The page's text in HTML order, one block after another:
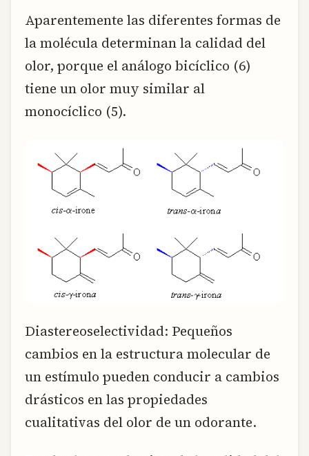
Aparentemente las diferentes formas de
la molécula determinan la calidad del
olor, porque el análogo bicíclico (6)
tiene un olor muy similar al
monocíclico (5).
Diastereoselectividad: Pequeños
cambios en la estructura molecular de
un estímulo pueden conducir a cambios
drásticos en las propiedades
cualitativas del olor de un odorante.